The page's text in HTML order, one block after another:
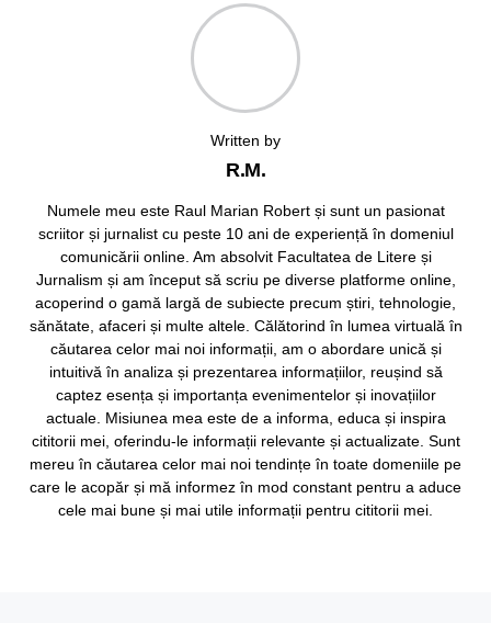
Written by
R.M.
Numele meu este Raul Marian Robert și sunt un pasionat
scriitor și jurnalist cu peste 10 ani de experiență în domeniul
comunicării online. Am absolvit Facultatea de Litere și
Jurnalism și am început să scriu pe diverse platforme online,
acoperind o gamă largă de subiecte precum știri, tehnologie,
sănătate, afaceri și multe altele. Călătorind în lumea virtuală în
căutarea celor mai noi informații, am o abordare unică și
intuitivă în analiza și prezentarea informațiilor, reușind să
captez esența și importanța evenimentelor și inovațiilor
actuale. Misiunea mea este de a informa, educa și inspira
cititorii mei, oferindu-le informații relevante și actualizate. Sunt
mereu în căutarea celor mai noi tendințe în toate domeniile pe
care le acopăr și mă informez în mod constant pentru a aduce
cele mai bune și mai utile informații pentru cititorii mei.